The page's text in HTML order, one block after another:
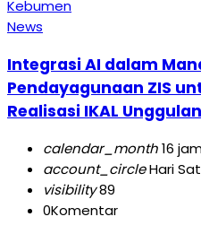
News
Integrasi AI dalam
Pendayagunaan ZIS
Realisasi IKAL
calendar_month16
account_circleHari
visibility89
0Komentar